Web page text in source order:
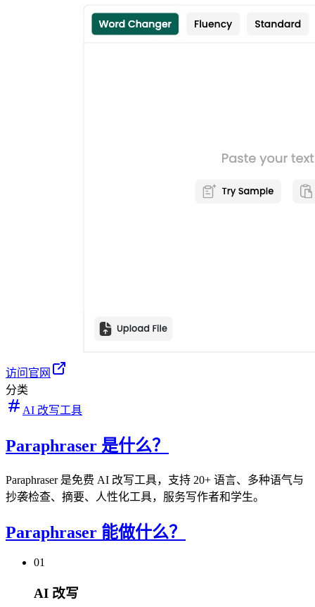
访问官网
分类
AI 改写工具
Paraphraser 是什么？
Paraphraser 是免费 AI 改写工具，支持 20+ 语言、多种语气与
抄袭检查、摘要、人性化工具，服务写作者和学生。
Paraphraser 能做什么？
01
AI 改写